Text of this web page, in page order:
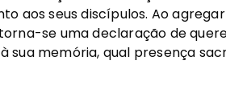
aos seus discípulos. Ao
se uma declaração de
sua memória, qual presença